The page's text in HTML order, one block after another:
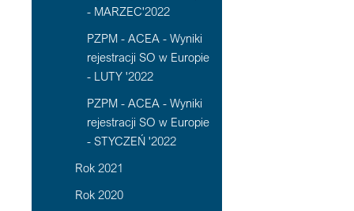
- MARZEC'2022
PZPM - ACEA - Wyniki
rejestracji SO w Europie
- LUTY '2022
PZPM - ACEA - Wyniki
rejestracji SO w Europie
- STYCZEŃ '2022
Rok 2021
Rok 2020